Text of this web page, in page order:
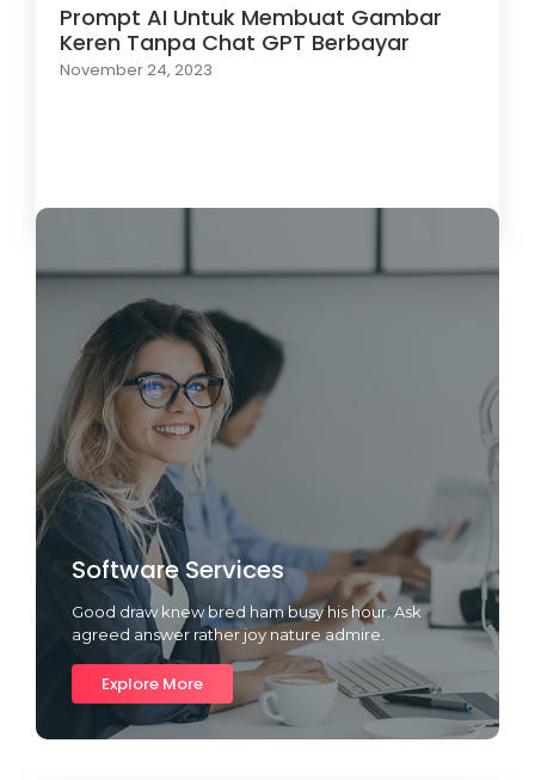
Prompt AI Untuk Membuat Gambar
Keren Tanpa Chat GPT Berbayar
November 24, 2023
Software Services
Good draw knew bred ham busy his hour. Ask
agreed answer rather joy nature admire.
Explore More